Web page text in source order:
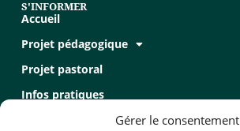
Gérer le consentement
S'INFORMER
Accueil
Projet pédagogique
Projet pastoral
Infos pratiques